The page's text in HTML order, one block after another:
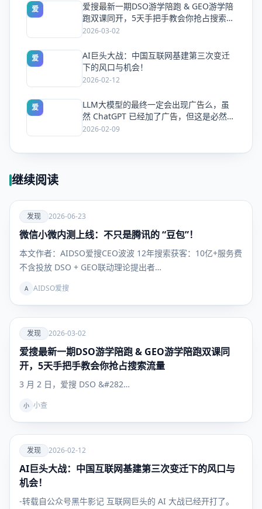
爱
爱搜最新一期DSO游学陪跑 & GEO游学陪
跑双课同开，5天手把手教会你抢占搜索流
量
2026-03-02
爱
AI巨头大战：中国互联网基建第三次变迁
下的风口与机会！
2026-02-12
爱
LLM大模型的最终一定会出现广告么，虽
然 ChatGPT 已经加了广告，但这是必然终
局么？
2026-02-09
继续阅读
爱
发现
发现 2026-06-23
微信小微内测上线：不只是腾讯的 “豆包”！
本文作者：AIDSO爱搜CEO波波 12年搜索获客：10亿+服务费
不含投放 DSO + GEO联动理论提出者…
A AIDSO爱搜
爱
发现
发现 2026-03-02
爱搜最新一期DSO游学陪跑 & GEO游学陪跑双课同
开，5天手把手教会你抢占搜索流量
3 月 2 日，爱搜 DSO &#282…
小 小查
爱
发现
发现 2026-02-12
AI巨头大战：中国互联网基建第三次变迁下的风口与
机会！
-转载自公众号黑牛影记 互联网巨头的 AI 大战已经开打了。